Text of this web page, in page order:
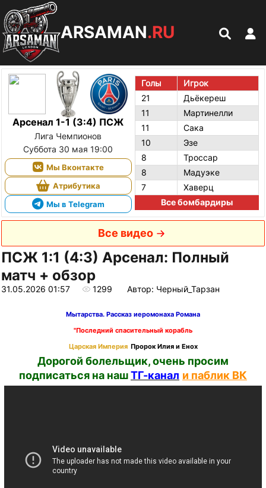
ARSAMAN.RU
Арсенал 1-1 (3:4) ПСЖ
Лига Чемпионов
Суббота 30 мая 19:00
Мы Вконтакте
Атрибутика
Мы в Telegram
Голы
Игрок
21
Дьёкереш
11
Мартинелли
11
Сака
10
Эзе
8
Троссар
8
Мадуэке
7
Хаверц
Все бомбардиры
Все видео
ПСЖ 1:1 (4:3) Арсенал: Полный
матч + обзор
31.05.2026 01:57 1299 Автор: Черный_Тарзан
Мытарства. Рассказ иеромонаха Романа
"Последний спасительный корабль
Царская Империя Пророк Илия и Енох
Дорогой болельщик, очень просим
подписаться на нашТГ-канал и паблик ВК